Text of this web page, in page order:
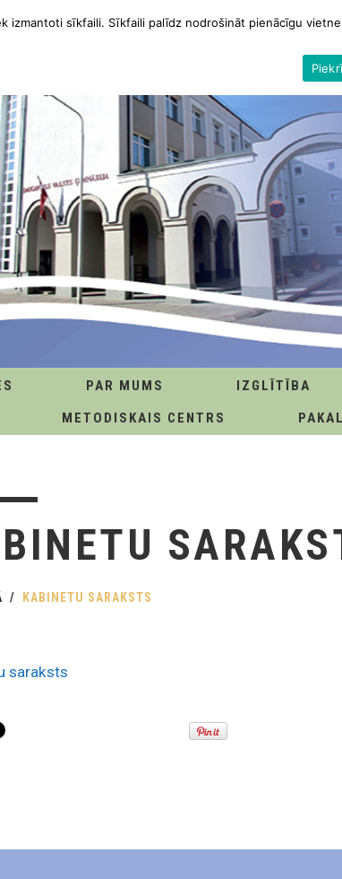
PAR MUMS IZGLĪTĪBA
METODISKAIS CENTRS
KABINETU SARAKSTS
saraksts
izmantoti sīkfaili. Sīkfaili palīdz nodrošināt pienācīgu